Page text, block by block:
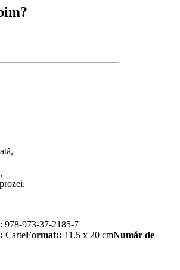
978-973-37-2185-7
CarteFormat:: 11.5 x 20 cmNumăr de